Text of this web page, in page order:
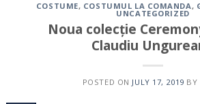
COSTUME, COSTUMUL LA COMANDA,
UNCATEGORIZED
Noua colecție
Claudiu
POSTED ON JULY 17, 2019 BY